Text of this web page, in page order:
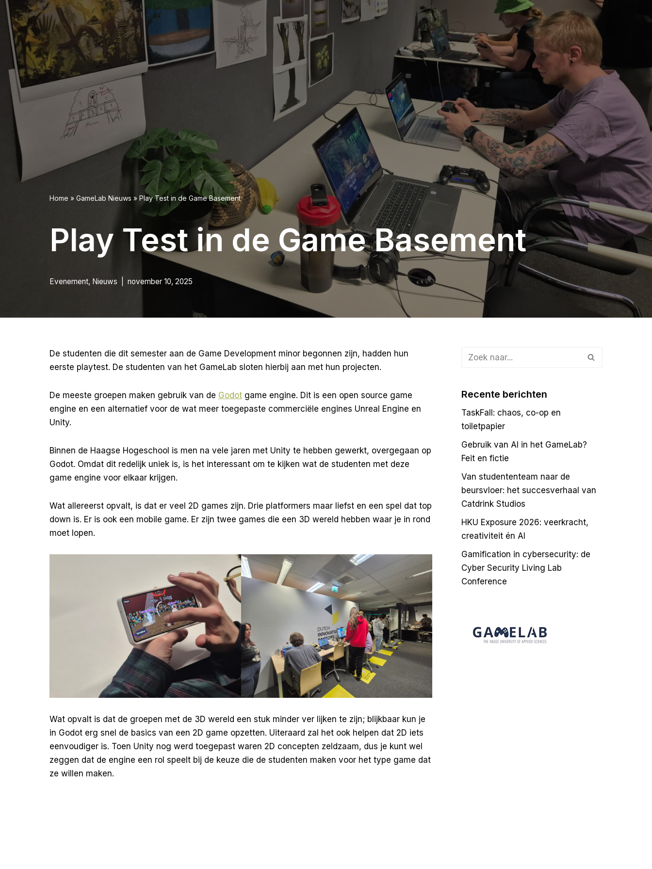
Home » GameLab Nieuws » Play Test in de Game Basement
Play Test in de Game Basement
Evenement, Nieuws november 10, 2025
De studenten die dit semester aan de Game Development minor begonnen zijn, hadden hun
eerste playtest. De studenten van het GameLab sloten hierbij aan met hun projecten.
De meeste groepen maken gebruik van de Godot game engine. Dit is een open source game
engine en een alternatief voor de wat meer toegepaste commerciële engines Unreal Engine en
Unity.
Binnen de Haagse Hogeschool is men na vele jaren met Unity te hebben gewerkt, overgegaan op
Godot. Omdat dit redelijk uniek is, is het interessant om te kijken wat de studenten met deze
game engine voor elkaar krijgen.
Wat allereerst opvalt, is dat er veel 2D games zijn. Drie platformers maar liefst en een spel dat top
down is. Er is ook een mobile game. Er zijn twee games die een 3D wereld hebben waar je in rond
moet lopen.
Wat opvalt is dat de groepen met de 3D wereld een stuk minder ver lijken te zijn; blijkbaar kun je
in Godot erg snel de basics van een 2D game opzetten. Uiteraard zal het ook helpen dat 2D iets
eenvoudiger is. Toen Unity nog werd toegepast waren 2D concepten zeldzaam, dus je kunt wel
zeggen dat de engine een rol speelt bij de keuze die de studenten maken voor het type game dat
ze willen maken.
Recente berichten
TaskFall: chaos, co-op en
toiletpapier
Gebruik van AI in het GameLab?
Feit en fictie
Van studententeam naar de
beursvloer: het succesverhaal van
Catdrink Studios
HKU Exposure 2026: veerkracht,
creativiteit én AI
Gamification in cybersecurity: de
Cyber Security Living Lab
Conference